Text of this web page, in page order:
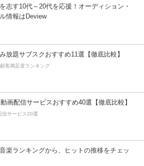
志す10代～20代を応援！オーディション・
情報はDeview
放題サブスクおすすめ11選【徹底比較】
客満足度ランキング
画配信サービスおすすめ40選【徹底比較】
信サービス20選
楽ランキングから、ヒットの推移をチェッ